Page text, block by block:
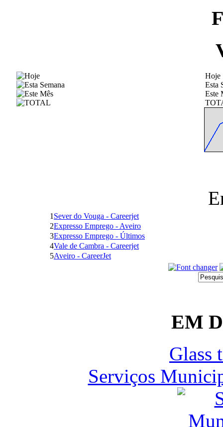
Hoje
Esta
Este
1 Sever do Vouga - Careerjet
2Expresso Emprego - Aveiro
3Expresso Emprego - Últimos
4Vale de Cambra - Careerjet
5Aveiro - CareerJet
EM
Glass
Serviços